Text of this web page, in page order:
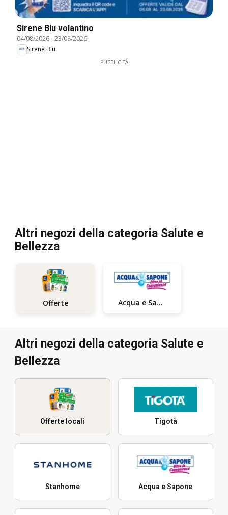
Sirene Blu volantino
04/08/2026-23/08/2026
Sirene Blu
PUBBLICITÀ
Altri negozi della categoria Salute e
Bellezza
Offerte Acqua e Sapone
Altri negozi della categoria Salute e
Bellezza
Offerte locali Tigotà
Stanhome Acqua e Sapone